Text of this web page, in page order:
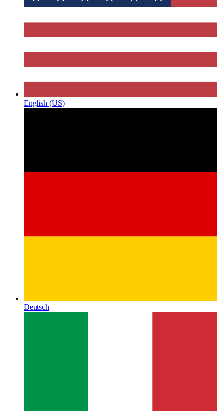
English (US)
Deutsch